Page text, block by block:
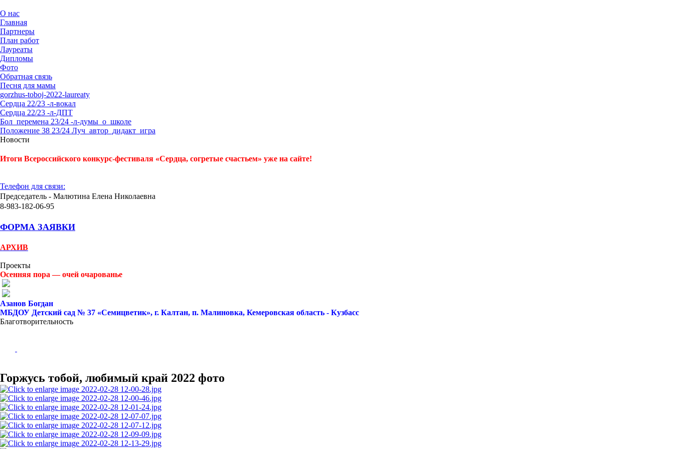
О нас
Главная
Партнеры
План работ
Лауреаты
Дипломы
Фото
Обратная связь
Песня для мамы
gorzhus-toboj-2022-laureaty
Сердца 22/23 -л-вокал
Сердца 22/23 -л-ДПТ
Бол_перемена 23/24 -л-думы_о_школе
Положение 38 23/24 Луч_автор_дидакт_игра
Новости
Итоги Всероссийского конкурс-фестиваля «Сердца, согретые счастьем» уже на сайте!
Телефон для связи:
Председатель - Малютина Елена Николаевна
8-983-182-06-95
ФОРМА ЗАЯВКИ
АРХИВ
Проекты
Осенняя пора — очей очарованье
Азанов Богдан
МБДОУ Детский сад № 37 «Семицветик», г. Калтан, п. Малиновка, Кемеровская область - Кузбасс
Благотворительность
Горжусь тобой, любимый край 2022 фото